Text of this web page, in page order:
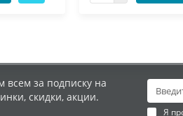
всем за подписку на
скидки, акции.
Я